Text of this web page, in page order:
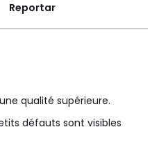
Reportar
qualité supérieure.
défauts sont visibles